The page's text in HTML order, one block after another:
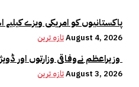
پاکستانیوں کو امریکی ویزے کیلیے
تازہ ترینAugust 4, 2026
تازہ ترینAugust 3, 2026